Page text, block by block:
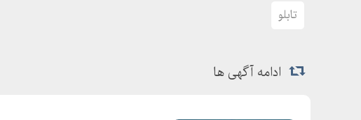
تابلو
ادامه آگهی ها